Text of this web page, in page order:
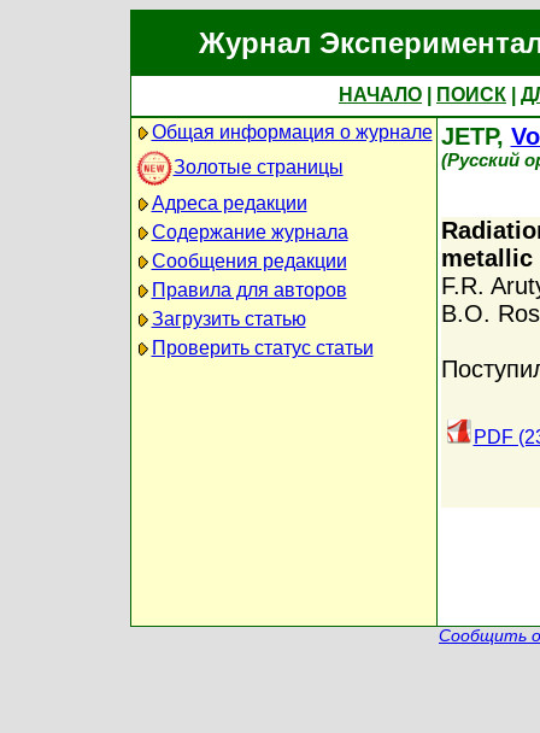
Журнал
НАЧАЛО ПОИСК
Общая информация о журнале
Золотые страницы
Адреса редакции
Содержание журнала
Сообщения редакции
Правила для авторов
Загрузить статью
Проверить статус статьи
JETP,
(Русский
metallic
F.R.
B.O.
PDF
Сообщить о